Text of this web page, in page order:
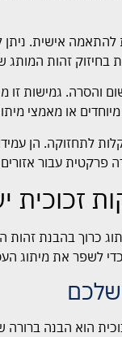
להתאמה אישית.
בחיזוק זהות
והסרה. גמישות
מיוחדים או מאמצי
לתחזוקה. הן
פרקטית עבור
זכוכית
כרוך בהבנת
לשפר את מיתוג
הוא הבנה